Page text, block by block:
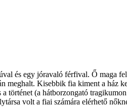
és egy jóravaló férfival. Ő maga
meghalt. Kisebbik fia kiment a ház
történet (a hátborzongató
volt a fiai számára elérhető